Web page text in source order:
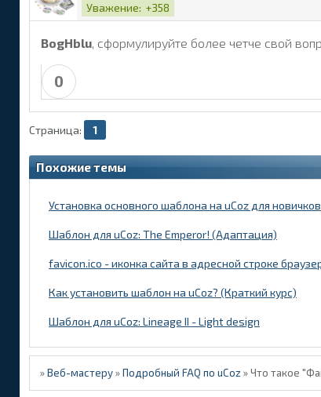
Уважение: +358
BogHblu, сформулируйте более четче свой
0
Страница: 1
Похожие темы
Установка основного шаблона на uCoz для новичков
Шаблон для uCoz: The Emperor! (Адаптация)
favicon.ico - иконка сайта в адресной строке
Как установить шаблон на uCoz? (Краткий курс)
Шаблон для uCoz: Lineage II - Light design
»Веб-мастеру »Подробный FAQ по uCoz »Что такое